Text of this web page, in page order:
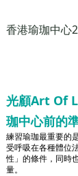
香港瑜珈中心
光顧Art Of
珈中心前的
練習瑜珈最重要的
受呼吸在各種體位
性」的條件，同時
量。